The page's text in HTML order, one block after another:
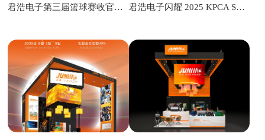
君浩电子第三届篮球赛收官：热血赛场，见证团队力量与青春激情 君浩电子闪耀 2025 KPCA SHOW，创新驱动产业革新与范式突破